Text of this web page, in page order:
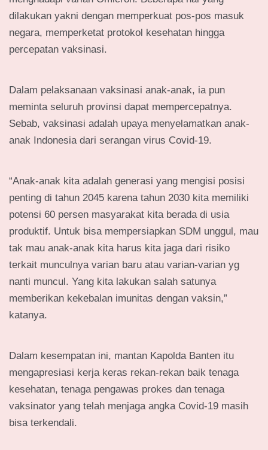
dilakukan yakni dengan memperkuat pos-pos masuk
negara, memperketat protokol kesehatan hingga
percepatan vaksinasi.
Dalam pelaksanaan vaksinasi anak-anak, ia pun
meminta seluruh provinsi dapat mempercepatnya.
Sebab, vaksinasi adalah upaya menyelamatkan anak-
anak Indonesia dari serangan virus Covid-19.
“Anak-anak kita adalah generasi yang mengisi posisi
penting di tahun 2045 karena tahun 2030 kita memiliki
potensi 60 persen masyarakat kita berada di usia
produktif. Untuk bisa mempersiapkan SDM unggul, mau
tak mau anak-anak kita harus kita jaga dari risiko
terkait munculnya varian baru atau varian-varian yg
nanti muncul. Yang kita lakukan salah satunya
memberikan kekebalan imunitas dengan vaksin,”
katanya.
Dalam kesempatan ini, mantan Kapolda Banten itu
mengapresiasi kerja keras rekan-rekan baik tenaga
kesehatan, tenaga pengawas prokes dan tenaga
vaksinator yang telah menjaga angka Covid-19 masih
bisa terkendali.